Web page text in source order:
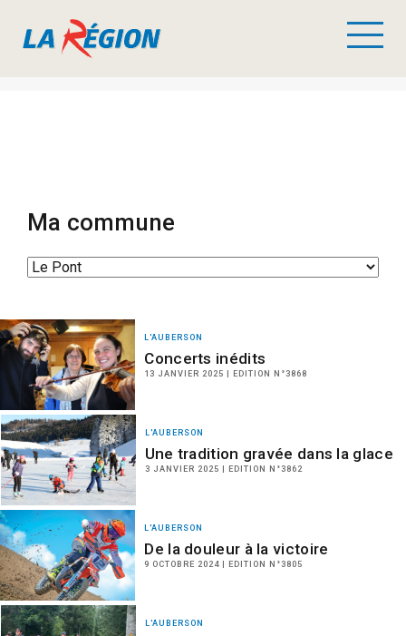
Ma commune
L'AUBERSON
Concerts inédits
13 JANVIER 2025 | EDITION N°3868
L'AUBERSON
Une tradition gravée dans la glace
3 JANVIER 2025 | EDITION N°3862
L'AUBERSON
De la douleur à la victoire
9 OCTOBRE 2024 | EDITION N°3805
L'AUBERSON